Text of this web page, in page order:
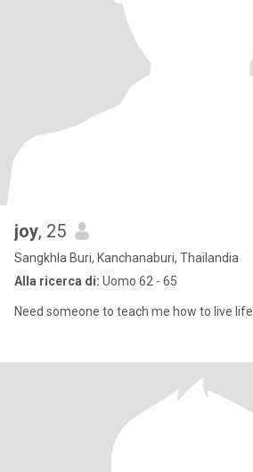
joy, 25
Sangkhla Buri, Kanchanaburi, Thailandia
Alla ricerca di: Uomo 62 - 65
Need someone to teach me how to live life